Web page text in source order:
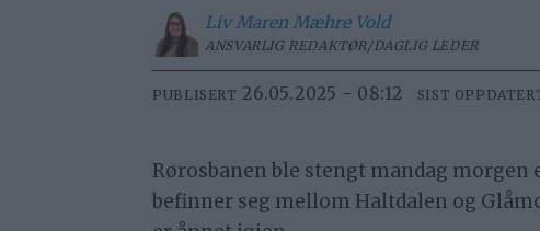
Liv Maren Mæhre Vold
ANSVARLIG REDAKTØR/DAGLIG LEDER
PUBLISERT 26.05.2025 - 08:12 SIST
Rørosbanen ble stengt mandag morgen
befinner seg mellom Haltdalen og